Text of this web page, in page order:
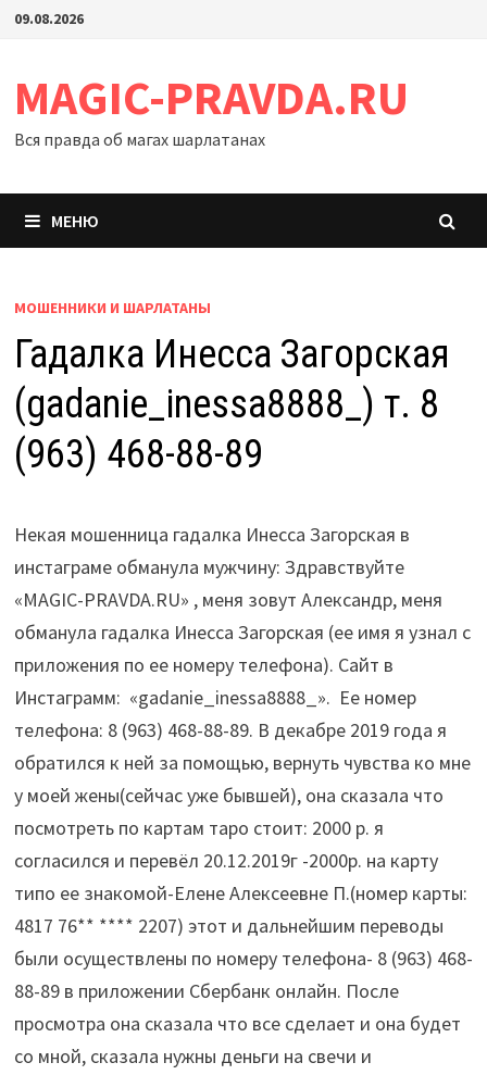
Перейти
09.08.2026
MAGIC-PRAVDA.RU
Вся правда об магах шарлатанах
МЕНЮ
МОШЕННИКИ И ШАРЛАТАНЫ
Гадалка Инесса Загорская
(gadanie_inessa8888_) т. 8
(963) 468-88-89
Некая мошенница гадалка Инесса Загорская в
инстаграме обманула мужчину: Здравствуйте
«MAGIC-PRAVDA.RU» , меня зовут Александр, меня
обманула гадалка Инесса Загорская (ее имя я узнал с
приложения по ее номеру телефона). Сайт в
Инстаграмм: «gadanie_inessa8888_». Ее номер
телефона: 8 (963) 468-88-89. В декабре 2019 года я
обратился к ней за помощью, вернуть чувства ко мне
у моей жены(сейчас уже бывшей), она сказала что
посмотреть по картам таро стоит: 2000 р. я
согласился и перевёл 20.12.2019г -2000р. на карту
типо ее знакомой-Елене Алексеевне П.(номер карты:
4817 76** **** 2207) этот и дальнейшим переводы
были осуществлены по номеру телефона- 8 (963) 468-
88-89в приложении Сбербанк онлайн. После
просмотра она сказала что все сделает и она будет
со мной, сказала нужны деньги на свечи и